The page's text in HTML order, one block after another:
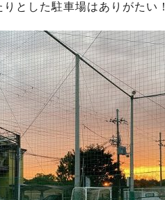
とした駐車場はありがたい！